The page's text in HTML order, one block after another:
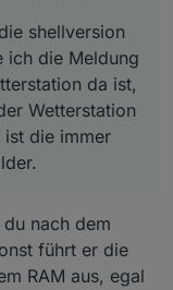
shellversion
ich die Meldung
da ist,
Wetterstation
ist die immer
nach dem
führt er die
RAM aus, egal